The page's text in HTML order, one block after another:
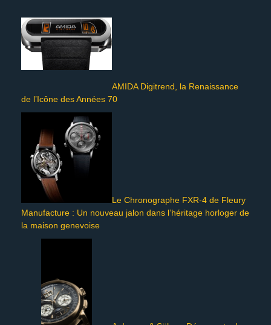
AMIDA Digitrend, la Renaissance
de l’Icône des Années 70
Le Chronographe FXR-4 de Fleury
Manufacture : Un nouveau jalon dans l’héritage horloger de
la maison genevoise